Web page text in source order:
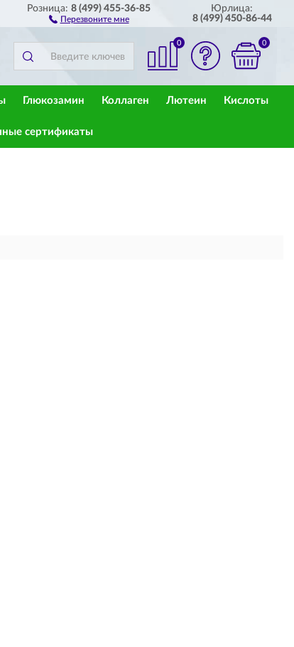
ДОСТАВИМ ПО ВСЕЙ РОССИИ
Розница:8 (499) 455-36-85
Перезвоните мне
Юрлица:
8 (499) 450-86-44
0 0
Глюкозамин Коллаген Лютеин Кислоты
сертификаты